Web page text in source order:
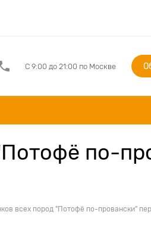
С 9:00 до 21:00 по Москве
по-
всех пород "Потофё по-провански"